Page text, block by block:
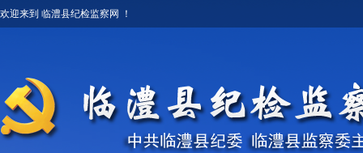
欢迎来到 临澧县纪检监察网 ！